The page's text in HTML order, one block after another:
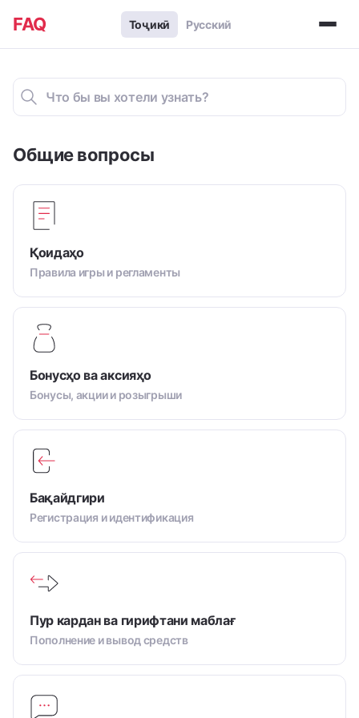
FAQ Тоҷикӣ Русский
Общие вопросы
Қоидаҳо
Правила игры и регламенты
Бонусҳо ва аксияҳо
Бонусы, акции и розыгрыши
Бақайдгири
Регистрация и идентификация
Пур кардан ва гирифтани маблағ
Пополнение и вывод средств